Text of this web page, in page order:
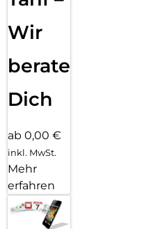
Wir
beraten
Dich
ab 0,00 €
inkl. MwSt.
Mehr
erfahren